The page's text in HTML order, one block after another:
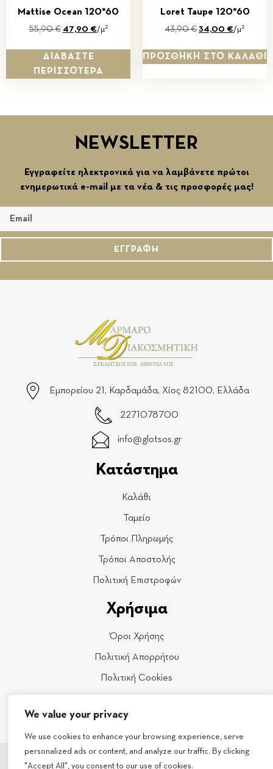
We value your privacy
We use cookies to enhance your browsing experience, serve
personalized ads or content, and analyze our traffic. By clicking
"Accept All", you consent to our use of cookies.
Mattise Ocean 120*60
55,90€ 47,90 €/μ2
ΔΙΑΒΆΣΤΕ
ΠΕΡΙΣΣΌΤΕΡΑ
Loret Taupe 120*60
43,90€ 34,00 €/μ2
ΠΡΟΣΘΉΚΗ ΣΤΟ ΚΑΛΆΘΙ
NEWSLETTER
Εγγραφείτε ηλεκτρονικά για να λαμβάνετε πρώτοι
ενημερωτικά e-mail με τα νέα & τις προσφορές μας!
ΕΓΓΡΑΦΗ
Εμπορείου 21, Καρδαμάδα, Χίος 82100, Ελλάδα
2271078700
info@glotsos.gr
Κατάστημα
Καλάθι
Ταμείο
Τρόποι Πληρωμής
Τρόποι Αποστολής
Πολιτική Επιστροφών
Χρήσιμα
Όροι Χρήσης
Πολιτική Απορρήτου
Πολιτική Cookies
© Copyright 2026 - Σ. Γκλώτσος ΕΠΕ - All rights reserved